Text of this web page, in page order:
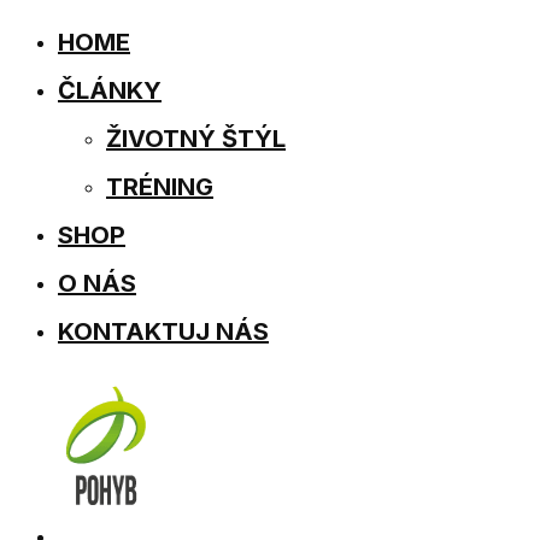
HOME
ČLÁNKY
ŽIVOTNÝ ŠTÝL
TRÉNING
SHOP
O NÁS
KONTAKTUJ NÁS